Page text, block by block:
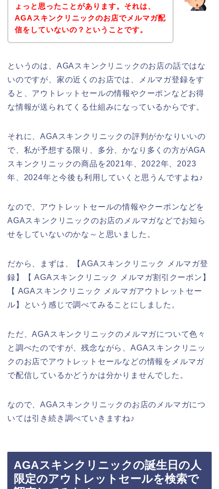
ょっと思ったことがあります。それは、
AGAスキンクリニックのお店でメルマガ配
信をしていないの？ということです。
というのは、AGAスキンクリニックのお店の話ではな
いのですが、家の近くのお店では、メルマガ登録をす
ると、アウトレットセールの情報やクーポンなどお得
な情報が送られてくる仕組みになっているからです。
それに、AGAスキンクリニックの評判がかなりいいの
で、私が予想する限り、多分、かなり多くの方がAGA
スキンクリニックの商品を2021年、2022年、2023
年、2024年と今後も利用していくと思うんですよね♪
なので、アウトレットセールの情報やクーポンなどを
AGAスキンクリニックのお店のメルマガなどでお知ら
せをしていないのかな～と思いました。
だから、まずは、【AGAスキンクリニック メルマガ登
録】【 AGAスキンクリニック メルマガ割引クーポン】
【 AGAスキンクリニック メルマガアウトレットセー
ル】という感じで調べてみることにしました。
ただ、AGAスキンクリニックのメルマガについて色々
と調べたのですが、残念ながら、AGAスキンクリニッ
クのお店でアウトレットセールなどの情報をメルマガ
で配信しているかどうかは分かりませんでした。
なので、AGAスキンクリニックのお店のメルマガにつ
いては引き続き調べていきますね♪
AGAスキンクリニックの誕生日の人
限定のアウトレットセールを検索で